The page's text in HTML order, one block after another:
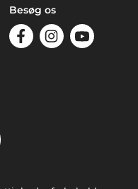
Besøg os